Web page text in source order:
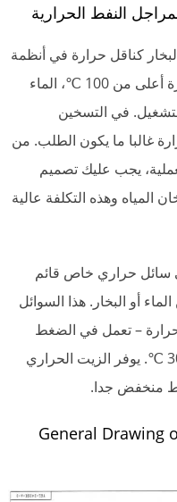
النفط الحرارية
كناقل حرارة في أنظمة
التدفئة العملية. ولكن في درجات حرارة أعلى من 100 ℃، الماء
في التسخين
غالبا ما يكون الطلب. من
يجب عليك تصميم
المياه وهذه التكلفة عالية
سائل حراري خاص قائم
أو البخار. هذا السوائل
– تعمل في الضغط
الجوي على طول الطريق تصل إلى 300 ℃. يوفر الزيت الحراري
منخفض جدا.
General Drawing